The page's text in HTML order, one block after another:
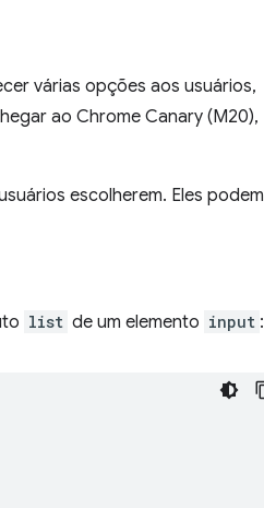
várias opções aos usuários,
ao Chrome Canary (M20),
escolherem. Eles podem
list de um elemento input :